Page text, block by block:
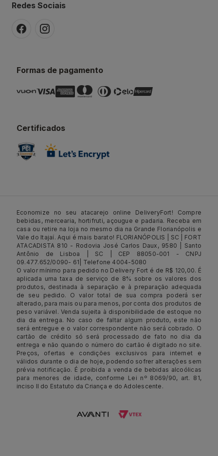
Redes Sociais
Formas de pagamento
Certificados
Economize no seu atacarejo online DeliveryFort! Compre
bebidas, mercearia, hortifruti, açougue e padaria. Receba em
casa ou retire na loja no mesmo dia na Grande Florianópolis e
Vale do Itajaí. Aqui é mais barato! FLORIANÓPOLIS | SC | FORT
ATACADISTA 810 - Rodovia José Carlos Daux, 9580 | Santo
Antônio de Lisboa | SC | CEP 88050-001 - CNPJ
09.477.652/0090- 61| Telefone 4004-5080
O valor mínimo para pedido no Delivery Fort é de R$ 120,00. É
aplicada uma taxa de serviço de 8% sobre os valores dos
produtos, destinada à separação e à preparação adequada
de seu pedido. O valor total de sua compra poderá ser
alterado, para mais ou para menos, por conta dos produtos de
peso variável. Venda sujeita à disponibilidade de estoque no
dia da entrega. No caso de faltar algum produto, este não
será entregue e o valor correspondente não será cobrado. O
cartão de crédito só será processado de fato no dia da
entrega e não quando o número do cartão é digitado no site.
Preços, ofertas e condições exclusivos para internet e
válidos durante o dia de hoje, podendo sofrer alterações sem
prévia notificação. É proibida a venda de bebidas alcoólicas
para menores de idade, conforme Lei nº 8069/90, art. 81,
inciso II do Estatuto da Criança e do Adolescente.